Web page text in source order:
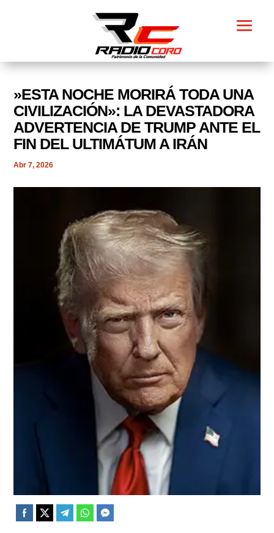
​»ESTA NOCHE MORIRÁ TODA UNA
CIVILIZACIÓN»: LA DEVASTADORA
ADVERTENCIA DE TRUMP ANTE EL
FIN DEL ULTIMÁTUM A IRÁN
Abr 7, 2026